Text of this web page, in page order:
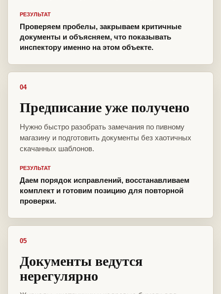
РЕЗУЛЬТАТ
Проверяем пробелы, закрываем критичные
документы и объясняем, что показывать
инспектору именно на этом объекте.
04
Предписание уже получено
Нужно быстро разобрать замечания по пивному
магазину и подготовить документы без хаотичных
скачанных шаблонов.
РЕЗУЛЬТАТ
Даем порядок исправлений, восстанавливаем
комплект и готовим позицию для повторной
проверки.
05
Документы ведутся
нерегулярно